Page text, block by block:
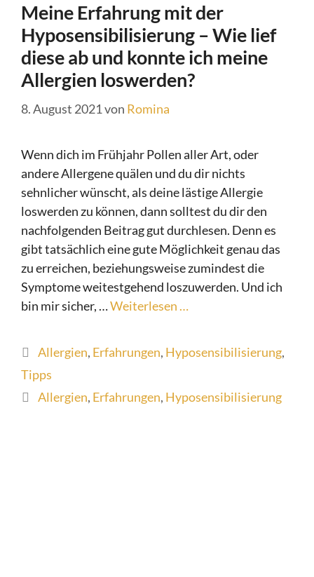
Meine Erfahrung mit der
Hyposensibilisierung – Wie lief
diese ab und konnte ich meine
Allergien loswerden?
8. August 2021von Romina
Wenn dich im Frühjahr Pollen aller Art, oder
andere Allergene quälen und du dir nichts
sehnlicher wünscht, als deine lästige Allergie
loswerden zu können, dann solltest du dir den
nachfolgenden Beitrag gut durchlesen. Denn es
gibt tatsächlich eine gute Möglichkeit genau das
zu erreichen, beziehungsweise zumindest die
Symptome weitestgehend loszuwerden. Und ich
bin mir sicher, …Weiterlesen …
Kategorien
Allergien, Erfahrungen, Hyposensibilisierung,
Tipps
Schlagwörter
Allergien, Erfahrungen, Hyposensibilisierung